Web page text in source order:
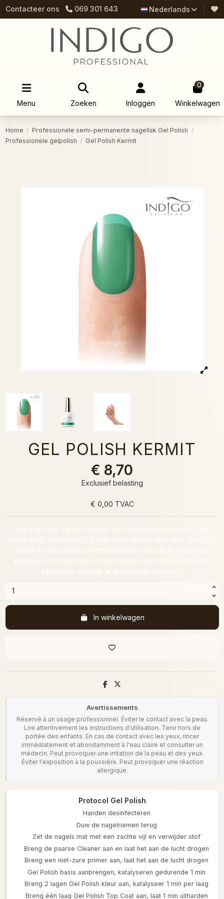
Contacteer ons 069 301 643 Nederlands
Menu Zoeken Inloggen
0
Winkelwagen
Home
Professionele semi-permanente nagellak Gel Polish
Professionele gelpolish
Gel Polish Kermit
GEL POLISH KERMIT
€ 8,70
Exclusief belasting
€ 0,00 TVAC
In winkelwagen
Avertissements
Réservé à un usage professionnel. Éviter le contact avec la peau.
Lire attentivement les instructions d'utilisation. Tenir hors de
portée des enfants. En cas de contact avec les yeux, rincer
immédiatement et abondamment à l'eau claire et consulter un
médecin. Peut provoquer une irritation de la peau et des yeux.
Éviter l'exposition à la poussière. Peut provoquer une réaction
allergique.
Protocol Gel Polish
Handen desinfecteren
Duw de nagelriemen terug
Zet de nagels mat met een zachte vijl en verwijder stof
Breng de paarse Cleaner aan en laat het aan de lucht drogen
Breng een niet-zure primer aan, laat het aan de lucht drogen
Gel Polish basis aanbrengen, katalyseren gedurende 1 min
Breng 2 lagen Gel Polish kleur aan, katalyseer 1 min per laag
Breng één laag Gel Polish Top Coat aan, laat 1 min uitharden